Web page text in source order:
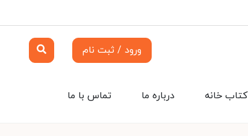
ورود / ثبت نام
تماس با ما درباره ما کتاب خانه